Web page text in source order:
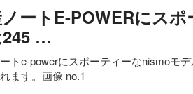
ートe-POWERにス
…
トe-powerにスポーティーなnismoモ
ます。画像 no.1